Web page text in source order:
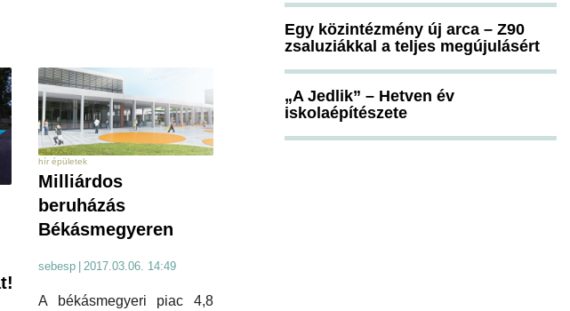
hír épületek
Milliárdos
beruházás
Békásmegyeren
sebesp 2017.03.06. 14:49
A békásmegyeri piac 4,8
Egy közintézmény új arca – Z90
zsaluziákkal a teljes megújulásért
„A Jedlik” – Hetven év
iskolaépítészete